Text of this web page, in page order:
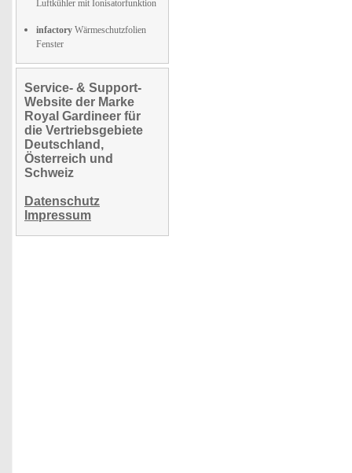
Luftkühler mit Ionisatorfunktion
infactory Wärmeschutzfolien
Fenster
Service- & Support-
Website der Marke
Royal Gardineer für
die Vertriebsgebiete
Deutschland,
Österreich und
Schweiz
Datenschutz
Impressum